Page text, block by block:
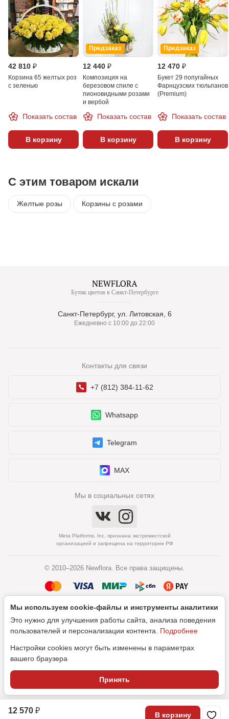
12 570 ₽ В корзину
42 810 ₽
Корзина 65 желтых роз
с зеленью
Показать состав
В корзину
Предзаказ
12 440 ₽
Композиция на
березовом спиле с
пионовидными розами
и вербой
Показать состав
В корзину
Предзаказ
12 470 ₽
Букет 29 попугайных
Фарнцузских тюльпанов
(Premium)
Показать состав
В корзину
С этим товаром искали
Желтые розы Корзины с розами
Бутик цветов в Санкт-Петербурге
Санкт-Петербург, ул. Литовская, 6
Ежедневно с 10:00 до 22:00
Контакты для связи
+7 (812) 384-11-62
Whatsapp
Telegram
MAX
Мы в социальных сетях
Meta Platforms, Inc. признана экстремистской
организацией и запрещена на территории РФ
© 2010–2026 Newflora. Все права защищены.
Политика обработки персональных данных
Согласие на обработку персональных данных
SEO-продвижение
Мы используем cookie‑файлы и инструменты аналитики
Это нужно для улучшения работы сайта, анализа поведения
пользователей и персонализации контента. Подробнее
Настройки cookies могут быть изменены в параметрах
вашего браузера
Принять